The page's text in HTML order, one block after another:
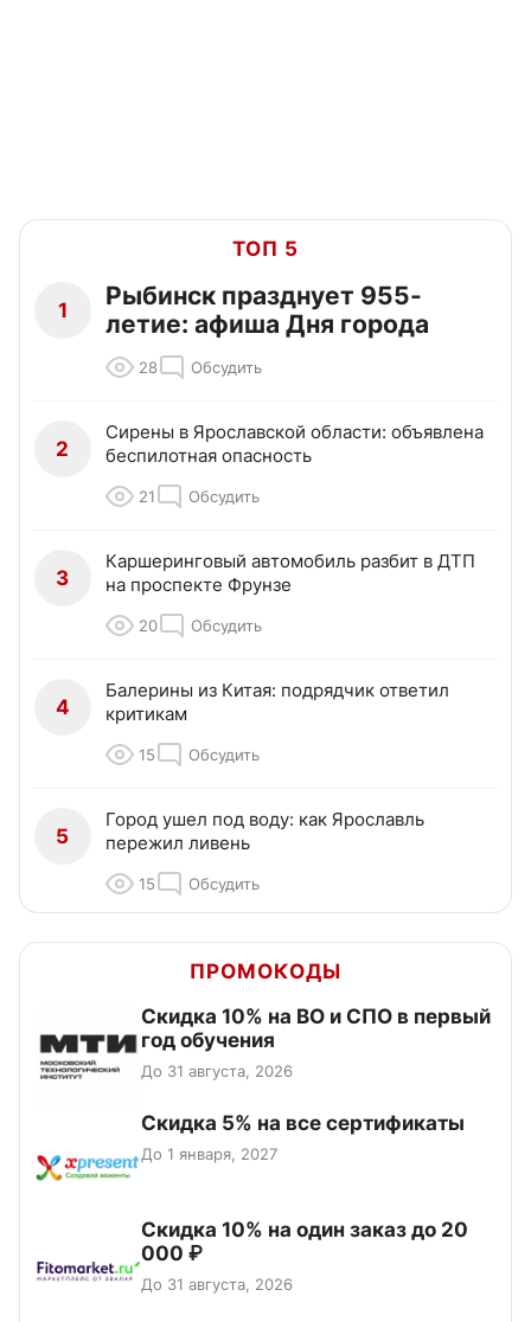
ТОП 5
1
Рыбинск празднует 955-
летие: афиша Дня города
28 Обсудить
2
Сирены в Ярославской области: объявлена
беспилотная опасность
21 Обсудить
3
Каршеринговый автомобиль разбит в ДТП
на проспекте Фрунзе
20 Обсудить
4
Балерины из Китая: подрядчик ответил
критикам
15 Обсудить
5
Город ушел под воду: как Ярославль
пережил ливень
15 Обсудить
ПРОМОКОДЫ
Скидка 10% на ВО и СПО в первый
год обучения
До 31 августа, 2026
Скидка 5% на все сертификаты
До 1 января, 2027
Скидка 10% на один заказ до 20
000 ₽
До 31 августа, 2026